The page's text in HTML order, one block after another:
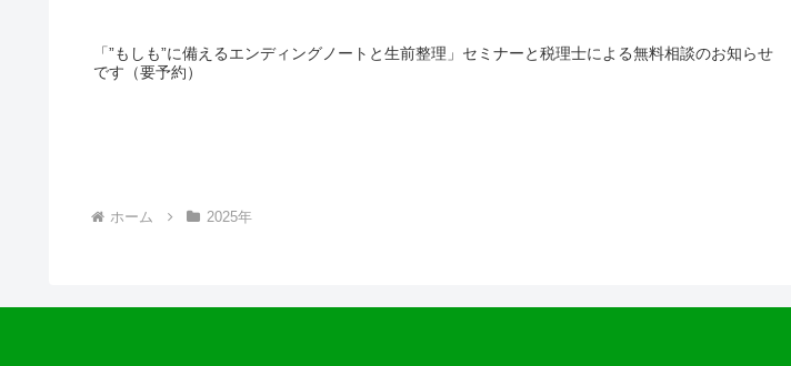
「”もしも”に備えるエンディングノートと生前整理」セミナーと税理士による無料相談のお知らせ
です（要予約）
ホーム 2025年